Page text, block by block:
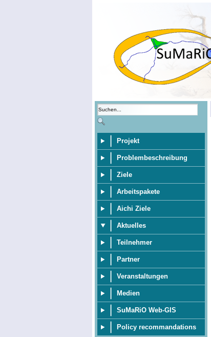
Projekt
Problembeschreibung
Ziele
Arbeitspakete
Aichi Ziele
Aktuelles
Teilnehmer
Partner
Veranstaltungen
Medien
SuMaRiO Web-GIS
Policy recommandations